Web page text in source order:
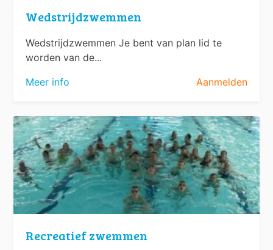
Wedstrijdzwemmen
Wedstrijdzwemmen Je bent van plan lid te
worden van de...
Meer info
Aanmelden
Recreatief zwemmen